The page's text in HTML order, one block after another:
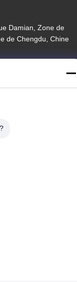
Damian, Zone de
de Chengdu, Chine